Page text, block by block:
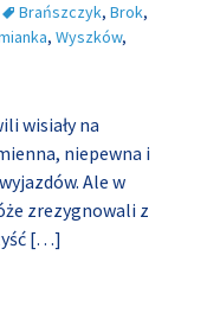
Brańszczyk, Brok,
, Wyszków,
wisiały na
niepewna i
Ale w
zrezygnowali z
[…]